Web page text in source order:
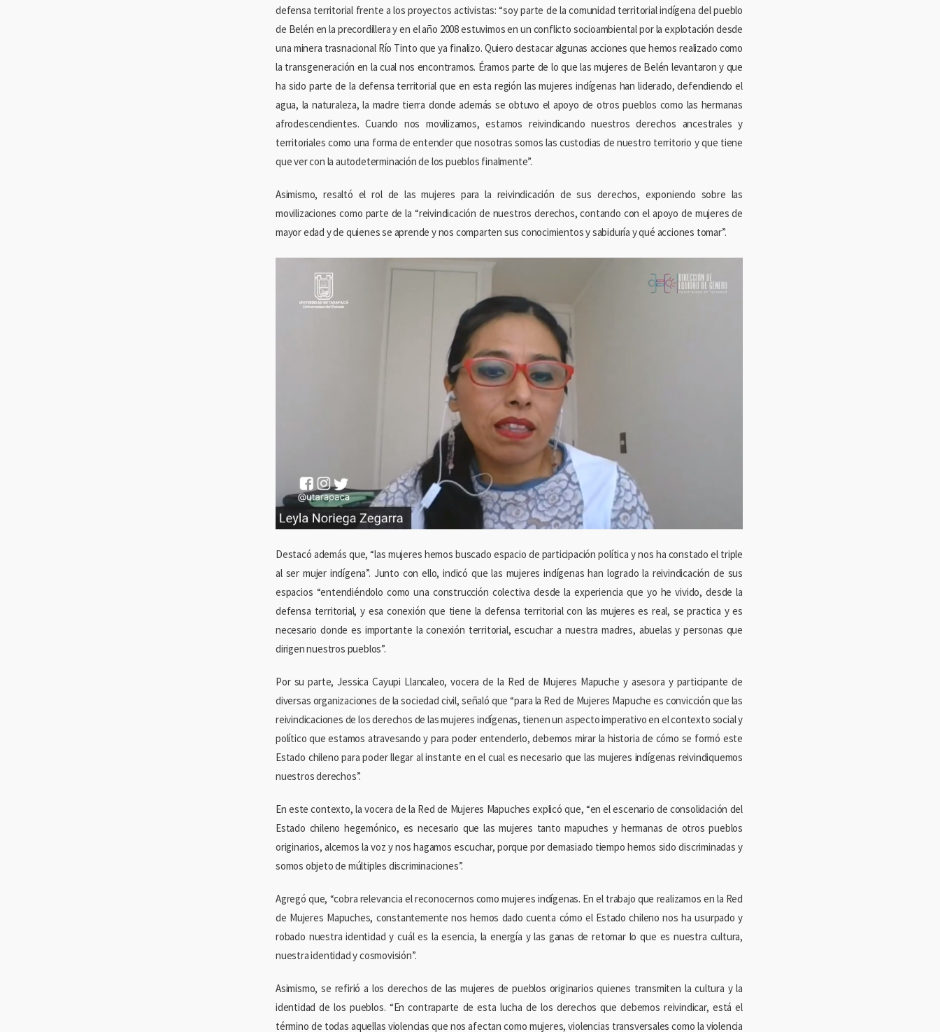
defensa territorial frente a los proyectos activistas: “soy parte de la comunidad territorial indígena del pueblo
de Belén en la precordillera y en el año 2008 estuvimos en un conflicto socioambiental por la explotación desde
una minera trasnacional Río Tinto que ya finalizo. Quiero destacar algunas acciones que hemos realizado como
la transgeneración en la cual nos encontramos. Éramos parte de lo que las mujeres de Belén levantaron y que
ha sido parte de la defensa territorial que en esta región las mujeres indígenas han liderado, defendiendo el
agua, la naturaleza, la madre tierra donde además se obtuvo el apoyo de otros pueblos como las hermanas
afrodescendientes. Cuando nos movilizamos, estamos reivindicando nuestros derechos ancestrales y
territoriales como una forma de entender que nosotras somos las custodias de nuestro territorio y que tiene
que ver con la autodeterminación de los pueblos finalmente”.
Asimismo, resaltó el rol de las mujeres para la reivindicación de sus derechos, exponiendo sobre las
movilizaciones como parte de la “reivindicación de nuestros derechos, contando con el apoyo de mujeres de
mayor edad y de quienes se aprende y nos comparten sus conocimientos y sabiduría y qué acciones tomar”.
Destacó además que, “las mujeres hemos buscado espacio de participación política y nos ha constado el triple
al ser mujer indígena”. Junto con ello, indicó que las mujeres indígenas han logrado la reivindicación de sus
espacios “entendiéndolo como una construcción colectiva desde la experiencia que yo he vivido, desde la
defensa territorial, y esa conexión que tiene la defensa territorial con las mujeres es real, se practica y es
necesario donde es importante la conexión territorial, escuchar a nuestra madres, abuelas y personas que
dirigen nuestros pueblos”.
Por su parte, Jessica Cayupi Llancaleo, vocera de la Red de Mujeres Mapuche y asesora y participante de
diversas organizaciones de la sociedad civil, señaló que “para la Red de Mujeres Mapuche es convicción que las
reivindicaciones de los derechos de las mujeres indígenas, tienen un aspecto imperativo en el contexto social y
político que estamos atravesando y para poder entenderlo, debemos mirar la historia de cómo se formó este
Estado chileno para poder llegar al instante en el cual es necesario que las mujeres indígenas reivindiquemos
nuestros derechos”.
En este contexto, la vocera de la Red de Mujeres Mapuches explicó que, “en el escenario de consolidación del
Estado chileno hegemónico, es necesario que las mujeres tanto mapuches y hermanas de otros pueblos
originarios, alcemos la voz y nos hagamos escuchar, porque por demasiado tiempo hemos sido discriminadas y
somos objeto de múltiples discriminaciones”.
Agregó que, “cobra relevancia el reconocernos como mujeres indígenas. En el trabajo que realizamos en la Red
de Mujeres Mapuches, constantemente nos hemos dado cuenta cómo el Estado chileno nos ha usurpado y
robado nuestra identidad y cuál es la esencia, la energía y las ganas de retomar lo que es nuestra cultura,
nuestra identidad y cosmovisión”.
Asimismo, se refirió a los derechos de las mujeres de pueblos originarios quienes transmiten la cultura y la
identidad de los pueblos. “En contraparte de esta lucha de los derechos que debemos reivindicar, está el
término de todas aquellas violencias que nos afectan como mujeres, violencias transversales como la violencia